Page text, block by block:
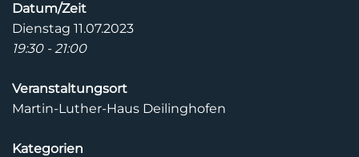
Datum/Zeit
Dienstag 11.07.2023
19:30 - 21:00
Veranstaltungsort
Martin-Luther-Haus Deilinghofen
Kategorien